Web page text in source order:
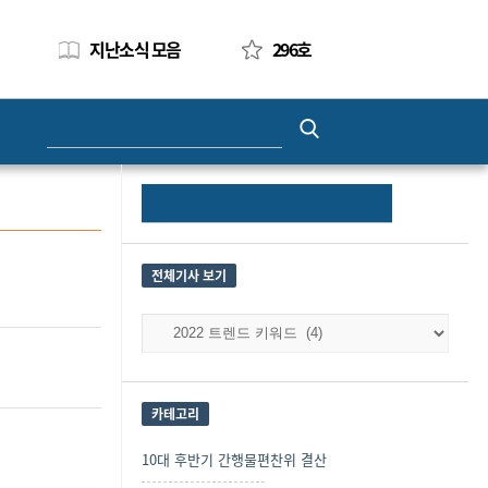
지난소식 모음 296호
Site
전체기사 보기
전
사
보
기
카테고리
10대 후반기 간행물편찬위 결산